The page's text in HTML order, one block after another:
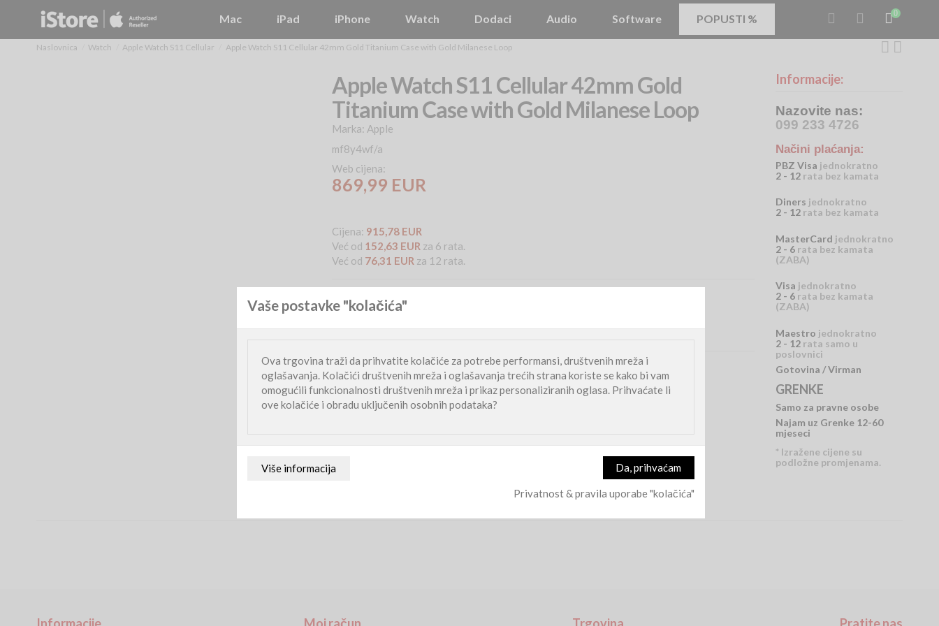
Mac iPad iPhone Watch Dodaci Audio Software POPUSTI % 0
Naslovnica Watch Apple Watch S11 Cellular Apple Watch S11 Cellular 42mm Gold Titanium Case with Gold Milanese Loop
Apple Watch S11 Cellular 42mm Gold
Titanium Case with Gold Milanese Loop
Marka: Apple
mf8y4wf/a
Web cijena:
869,99 EUR
Cijena: 915,78 EUR
Već od 152,63 EUR za 6 rata.
Već od 76,31 EUR za 12 rata.
Informacije:
Nazovite nas:
099 233 4726
Načini plaćanja:
PBZ Visa jednokratno
2 - 12 rata bez kamata
Diners jednokratno
2 - 12 rata bez kamata
MasterCard jednokratno
2 - 6 rata bez kamata
(ZABA)
Visa jednokratno
2 - 6 rata bez kamata
(ZABA)
Maestro jednokratno
2 - 12 rata samo u
poslovnici
Gotovina / Virman
GRENKE
Samo za pravne osobe
Najam uz Grenke 12-60
mjeseci
* Izražene cijene su
podložne promjenama.
Vaše postavke "kolačića"
Ova trgovina traži da prihvatite kolačiće za potrebe performansi, društvenih mreža i
oglašavanja. Kolačići društvenih mreža i oglašavanja trećih strana koriste se kako bi vam
omogućili funkcionalnosti društvenih mreža i prikaz personaliziranih oglasa. Prihvaćate li
ove kolačiće i obradu uključenih osobnih podataka?
Privatnost & pravila uporabe "kolačića"